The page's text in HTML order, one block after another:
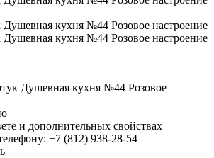
Душевная кухня №44 Розовое
и дополнительных свойствах
+7 (812) 938-28-54